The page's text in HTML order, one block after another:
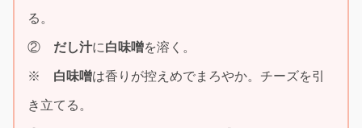
る。
② だし汁に白味噌を溶く。
※ 白味噌は香りが控えめでまろやか。チーズを引
き立てる。